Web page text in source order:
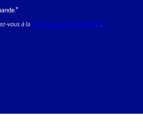
vous à lapolitique de confidentialité.